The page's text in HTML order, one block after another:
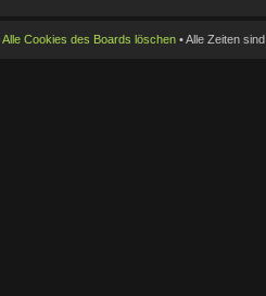
Alle Cookies des Boards löschen• Alle Zeiten